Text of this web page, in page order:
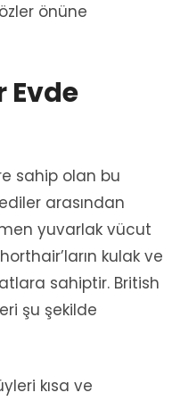
önüne
Evde
sahip olan bu
arasından
yuvarlak vücut
kulak ve
sahiptir. British
şu şekilde
kısa ve